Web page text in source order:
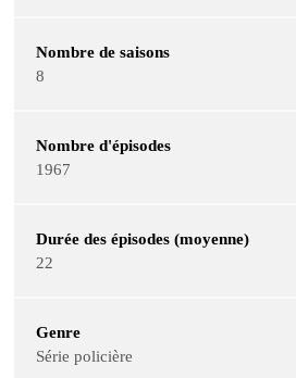
Nombre de saisons
8
Nombre d'épisodes
1967
Durée des épisodes (moyenne)
22
Genre
Série policière